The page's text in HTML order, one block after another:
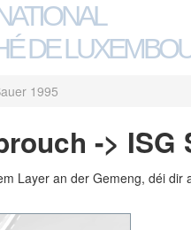
DE
1995
-> ISG
Layer an der Gemeng, déi